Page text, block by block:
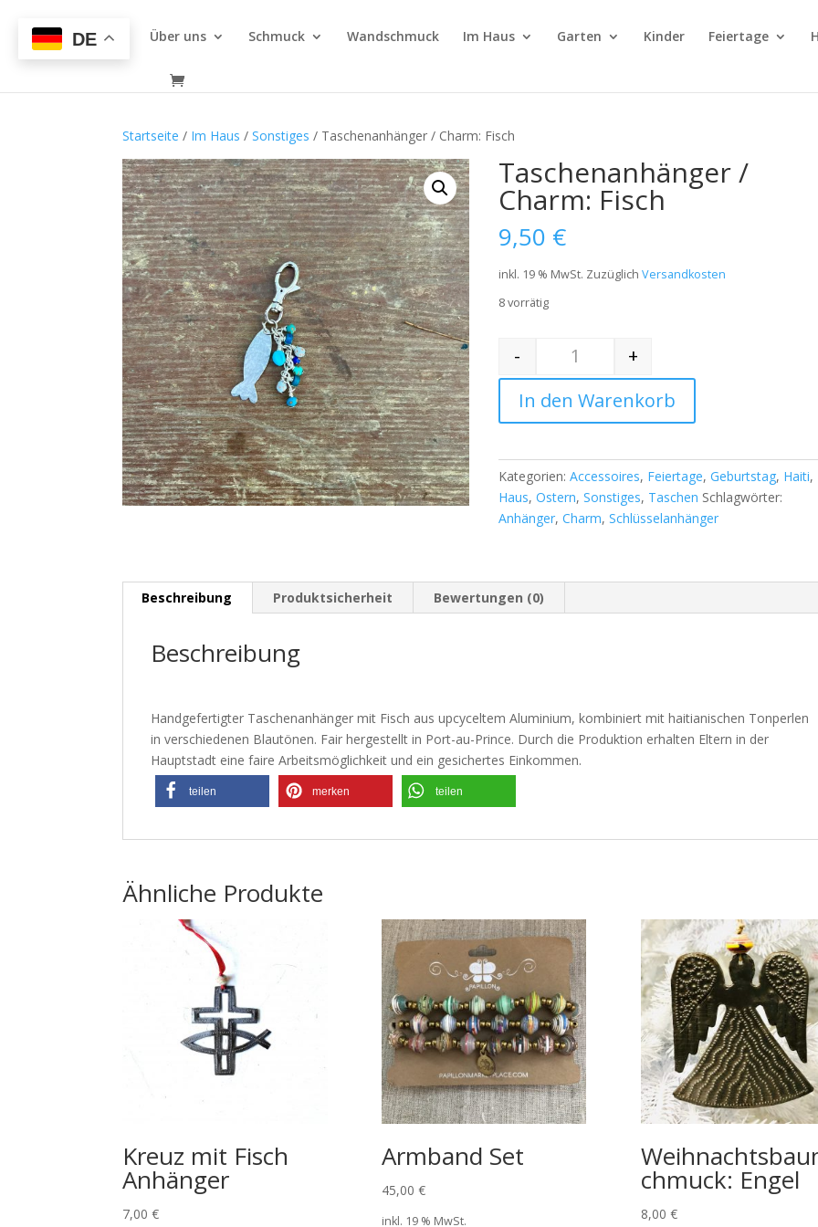
Über uns Schmuck Wandschmuck Im Haus Garten Kinder Feiertage
Startseite / Im Haus /Sonstiges / Taschenanhänger / Charm: Fisch
Taschenanhänger /
Charm: Fisch
9,50 €
inkl. 19 % MwSt. ZuzüglichVersandkosten
8 vorrätig
Quantity
-
+
In den Warenkorb
Kategorien:Accessoires, Feiertage,Geburtstag, Haiti,
Haus,Ostern,Sonstiges, Taschen Schlagwörter:
Anhänger,Charm,Schlüsselanhänger
Beschreibung Produktsicherheit Bewertungen (0)
Beschreibung
Handgefertigter Taschenanhänger mit Fisch aus upcyceltem Aluminium, kombiniert mit haitianischen Tonperlen
in verschiedenen Blautönen. Fair hergestellt in Port-au-Prince. Durch die Produktion erhalten Eltern in der
Hauptstadt eine faire Arbeitsmöglichkeit und ein gesichertes Einkommen.
teilen merken teilen
Ähnliche Produkte
Kreuz mit Fisch
Anhänger
7,00€
Armband Set
45,00 €
inkl. 19 % MwSt.
chmuck: Engel
8,00 €
DE